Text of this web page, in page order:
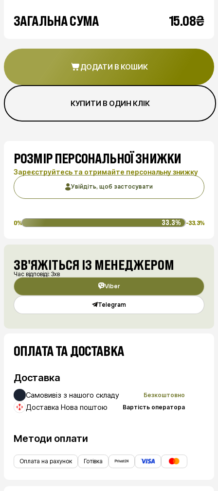
ЗАГАЛЬНА СУМА 15.08₴
ДОДАТИ В КОШИК
КУПИТИ В ОДИН КЛІК
РОЗМІР ПЕРСОНАЛЬНОЇ ЗНИЖКИ
Зареєструйтесь та отримайте персональну знижку
Увійдіть, щоб застосувати
0% 33.3% -33.3%
ЗВ'ЯЖІТЬСЯ ІЗ МЕНЕДЖЕРОМ
Час відповіді: 3хв
Viber
Telegram
ОПЛАТА ТА ДОСТАВКА
Доставка
Самовивіз з нашого складу Безкоштовно
Доставка Нова поштою Вартість оператора
Методи оплати
Оплата на рахунок Готівка